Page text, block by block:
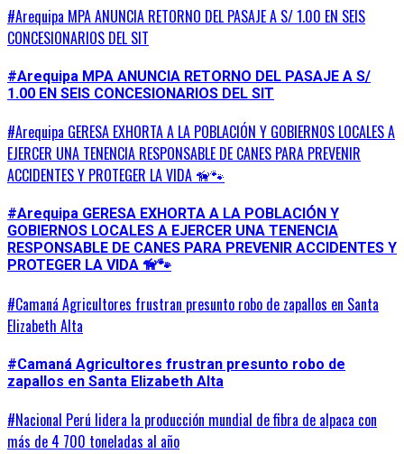
#Arequipa MPA ANUNCIA RETORNO DEL PASAJE A S/ 1.00 EN SEIS
CONCESIONARIOS DEL SIT
#Arequipa MPA ANUNCIA RETORNO DEL PASAJE A S/
1.00 EN SEIS CONCESIONARIOS DEL SIT
#Arequipa GERESA EXHORTA A LA POBLACIÓN Y GOBIERNOS LOCALES A
EJERCER UNA TENENCIA RESPONSABLE DE CANES PARA PREVENIR
ACCIDENTES Y PROTEGER LA VIDA 🦮🐾
#Arequipa GERESA EXHORTA A LA POBLACIÓN Y
GOBIERNOS LOCALES A EJERCER UNA TENENCIA
RESPONSABLE DE CANES PARA PREVENIR ACCIDENTES Y
PROTEGER LA VIDA 🦮🐾
#Camaná Agricultores frustran presunto robo de zapallos en Santa
Elizabeth Alta
#Camaná Agricultores frustran presunto robo de
zapallos en Santa Elizabeth Alta
#Nacional Perú lidera la producción mundial de fibra de alpaca con
más de 4 700 toneladas al año